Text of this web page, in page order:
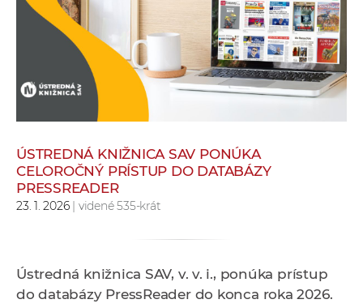
e
v
p
r
a
c
h
ÚSTREDNÁ KNIŽNICA SAV PONÚKA
CELOROČNÝ PRÍSTUP DO DATABÁZY
PRESSREADER
23. 1. 2026| videné 535-krát
Ústredná knižnica SAV, v. v. i., ponúka prístup
do databázy PressReader do konca roka 2026.